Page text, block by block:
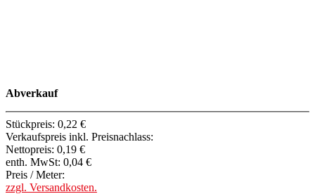
Abverkauf
Stückpreis: 0,22 €
Verkaufspreis inkl. Preisnachlass:
Nettopreis: 0,19 €
enth. MwSt: 0,04 €
Preis / Meter:
zzgl. Versandkosten.